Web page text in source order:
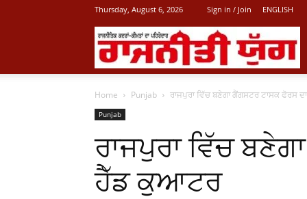
Thursday, August 6, 2026 Sign in / Join ENGLISH
Home Punjab ਰਾਜਪੁਰਾ ਵਿੱਚ ਬਣੇਗਾ ਗੈਂਗਸਟਰ ਟਾਸਕ ਫੋਰਸ
Punjab
ਰਾਜਪੁਰਾ ਵਿੱਚ
ਹੈੱਡ ਕੁਆਟਰ